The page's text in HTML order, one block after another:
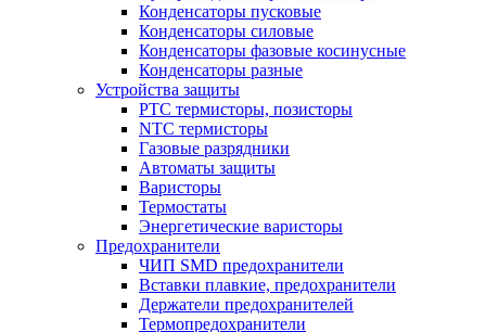
Конденсаторы пусковые
Конденсаторы силовые
Конденсаторы фазовые косинусные
Конденсаторы разные
Устройства защиты
PTC термисторы, позисторы
NTC термисторы
Газовые разрядники
Автоматы защиты
Варисторы
Термостаты
Энергетические варисторы
Предохранители
ЧИП SMD предохранители
Вставки плавкие, предохранители
Держатели предохранителей
Термопредохранители